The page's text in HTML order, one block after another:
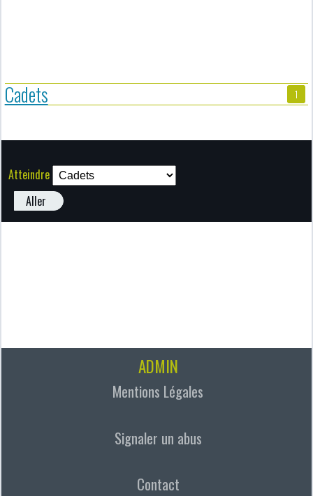
Cadets 1
Atteindre
Aller
ADMIN
Mentions Légales
Signaler un abus
Contact